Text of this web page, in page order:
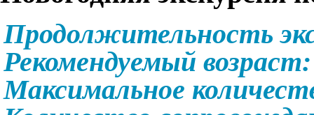
Продолжительность
Рекомендуемый
Максимальное